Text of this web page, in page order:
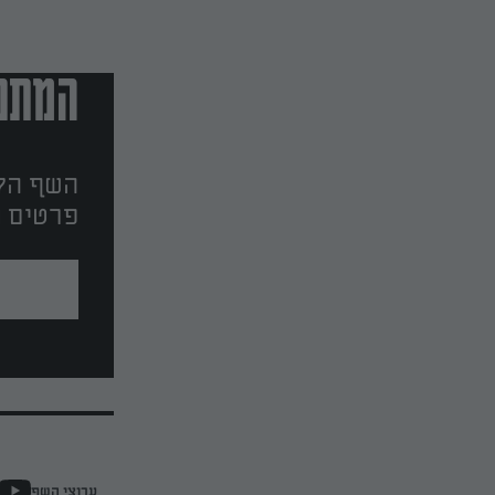
השף
פרטים
ערוצי השף